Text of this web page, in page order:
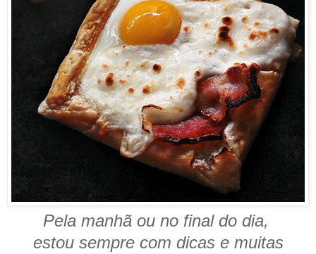
Pela manhã ou no final do dia,
estou sempre com dicas e muitas